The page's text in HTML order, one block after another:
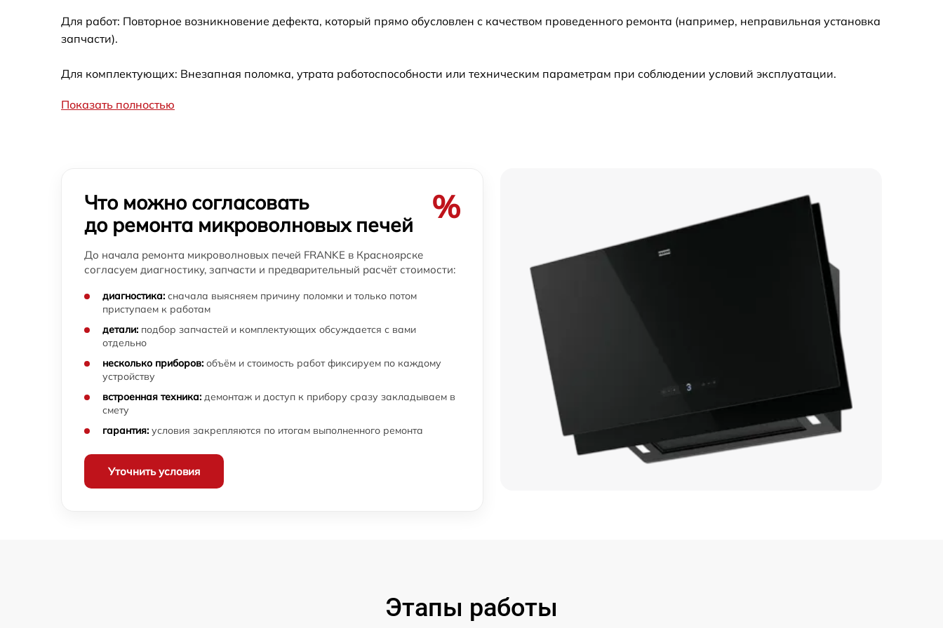
Замена силового трансформатора
микроволновой печи FRANKE
Ремонт двигателя поддона микроволновой
печи FRANKE
от 60 мин 700 р
Ремонт механизма открывания двери
Для работ: Повторное возникновение дефекта, который прямо обусловлен с качеством проведенного ремонта (например, неправильная установка
запчасти).
Для комплектующих: Внезапная поломка, утрата работоспособности или техническим параметрам при соблюдении условий эксплуатации.
Показать полностью
Что можно согласовать
до ремонта микроволновых печей
%
До начала ремонта микроволновых печей FRANKE в Красноярске
согласуем диагностику, запчасти и предварительный расчёт стоимости:
диагностика: сначала выясняем причину поломки и только потом
приступаем к работам
детали: подбор запчастей и комплектующих обсуждается с вами
отдельно
несколько приборов: объём и стоимость работ фиксируем по каждому
устройству
встроенная техника: демонтаж и доступ к прибору сразу закладываем в
смету
гарантия: условия закрепляются по итогам выполненного ремонта
Уточнить условия
Этапы работы